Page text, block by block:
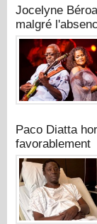
Jocelyne
malgré
Paco Diatta
favorablement